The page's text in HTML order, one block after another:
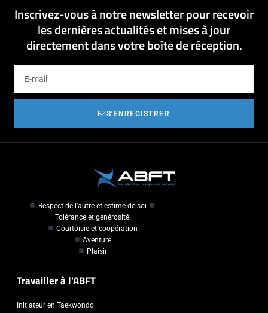
Inscrivez-vous à notre newsletter pour recevoir
les dernières actualités et mises à jour
directement dans votre boîte de réception.
S'ENREGISTRER
Respect de l'autre et estime de soi
Tolérance et générosité
Courtoisie et coopération
Aventure
Plaisir
Travailler à l'ABFT
Initiateur en Taekwondo